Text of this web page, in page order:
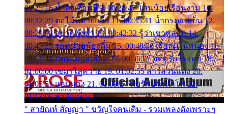
00:25:16 น้ำลงเดือนยี่ 9. 00:28:47 โสนน้อยเรือนงาม 10.
00:32:29 ตอไม้ที่ตายแล้ว 11. 00:35:41 น้ำกรดแช่เย็น 12.
00:39:08 อยากฟังซ้ำ 13. 00:42:32 รู้ว่าเขาหลอก 14.
00:45:25 รอหน่อยน้องติ๋ม 15. 00:48:56 เรือล่มในหนอง 16.
00:51:43 บัตรเชิญสีเลือด 17. 00:56:07 อดีตรักโรงทอ 18.
01:00:00 เขมรไล่ควาย 19. 01:02:55 สาวสวนแตง 20.
01:05:51 แอบมอง 21. 01:09:27 พบรักปากน้ำโพ 22.
01:13:06 สายัณห์เมา
" สายัณห์ สัญญา " ขวัญใจคนเดิม - รวมเพลงดังเพราะๆ